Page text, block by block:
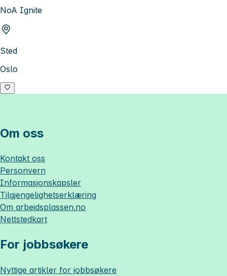
NoA Ignite
Sted
Oslo
Om oss
Kontakt oss
Personvern
Informasjonskapsler
Tilgjengelighetserklæring
Om arbeidsplassen.no
Nettstedkart
For jobbsøkere
Nyttige artikler for jobbsøkere